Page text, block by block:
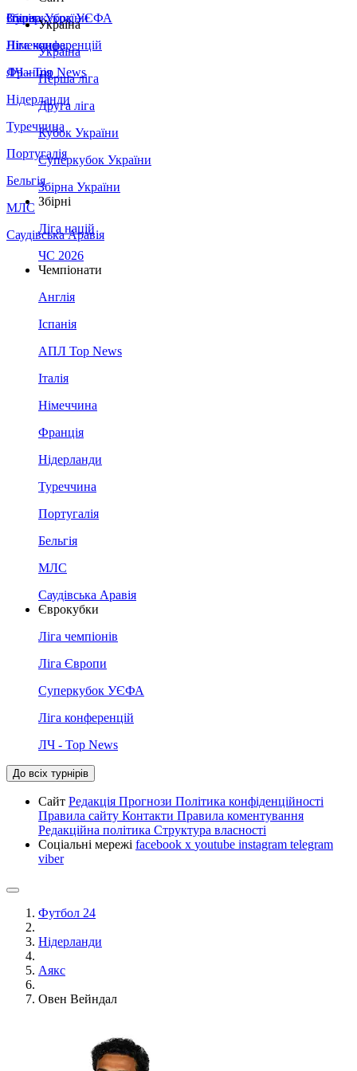
Збірна України
Італія
Німеччина
Франція
Нідерланди
Туреччина
Португалія
Бельгія
МЛС
Саудівська Аравія
Суперкубок УЄФА
Ліга конференцій
ЛЧ - Top News
Україна
Україна
Перша ліга
Друга ліга
Кубок України
Суперкубок України
Збірна України
Збірні
Ліга націй
ЧС 2026
Чемпіонати
Англія
Іспанія
АПЛ Top News
Італія
Німеччина
Франція
Нідерланди
Туреччина
Португалія
Бельгія
МЛС
Саудівська Аравія
Єврокубки
Ліга чемпіонів
Ліга Європи
Суперкубок УЄФА
Ліга конференцій
ЛЧ - Top News
До всіх турнірів
Сайт Редакція Прогнози Політика конфіденційності
Правила сайту Контакти Правила коментування
Редакційна політика Структура власності
Соціальні мережі facebook x youtube instagram telegram
viber
Футбол 24
Нідерланди
Аякс
Овен Вейндал